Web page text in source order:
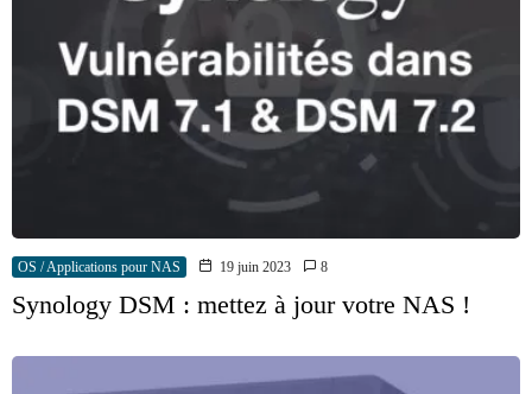
OS / Applications pour NAS 19 juin 2023 8
Synology DSM : mettez à jour votre NAS !